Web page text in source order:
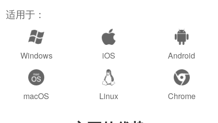
适用于：
Windows iOS Android
macOS Linux Chrome